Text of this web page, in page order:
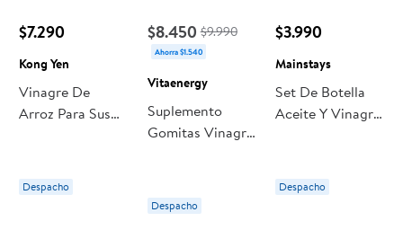
$7.290
Kong Yen
Vinagre De
Arroz Para Sushi
Despacho
$8.450 $9.990
Ahorra $1.540
Vitaenergy
Suplemento
Gomitas Vinagre
Despacho
$3.990
Mainstays
Set De Botella
Aceite Y Vinagre
Un Mainstays
Despacho